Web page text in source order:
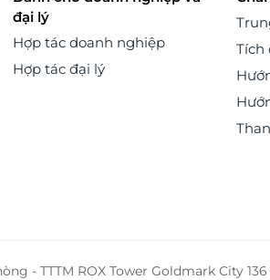
đại lý
Hợp tác doanh nghiệp
Hợp tác đại lý
Tích
- TTTM ROX Tower Goldmark City